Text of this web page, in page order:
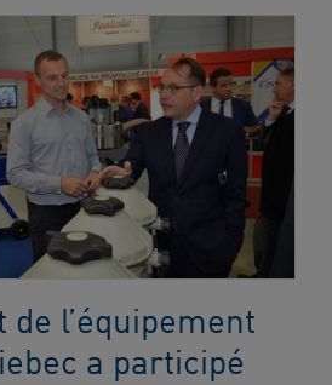
de l’équipement
a participé